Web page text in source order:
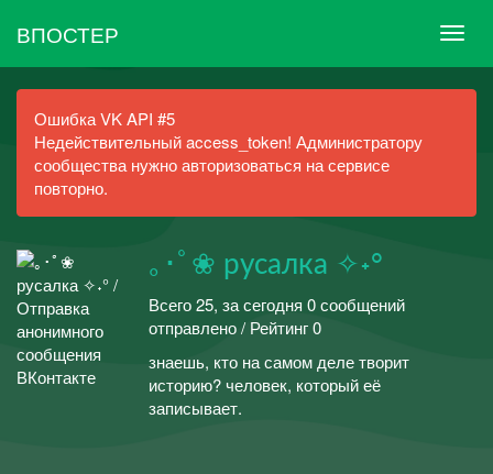
ВПОСТЕР
Ошибка VK API #5
Недействительный access_token! Администратору
сообщества нужно авторизоваться на сервисе
повторно.
｡･ﾟ❀ русалка ✧˖°
Всего 25, за сегодня 0 сообщений
отправлено / Рейтинг 0
знаешь, кто на самом деле творит
историю? человек, который её
записывает.